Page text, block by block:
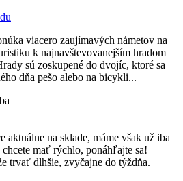
viacero zaujímavých námetov na
k najnavštevovanejším hradom
sú zoskupené do dvojíc, ktoré sa
dňa pešo alebo na bicykli...
aktuálne na sklade, máme však už iba
mať rýchlo, ponáhľajte sa!
trvať dlhšie, zvyčajne do týždňa.